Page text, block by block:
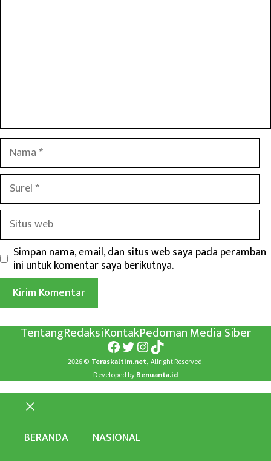
Nama
Surel
Situs
web
Simpan nama, email, dan situs web saya pada peramban
ini untuk komentar saya berikutnya.
TentangRedaksiKontakPedoman Media Siber
Facebook
Twitter
Instagram
TikTok
2026 © Teraskaltim.net, Allright Reserved.
Developed byBenuanta.id
BERANDA
NASIONAL